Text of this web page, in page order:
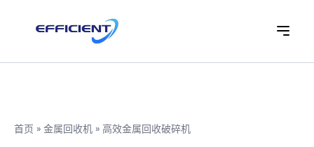
首页 » 金属回收机 » 高效金属回收破碎机